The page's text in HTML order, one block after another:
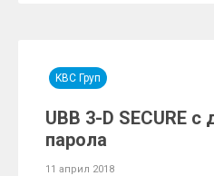
KBC Груп
UBB 3-D SECURE
парола
11 април 2018